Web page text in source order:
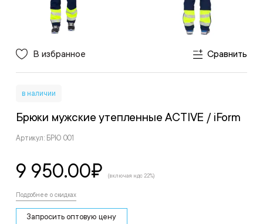
В избранное Сравнить
в наличии
Брюки мужские утепленные ACTIVЕ / iForm
Артикул: БРЮ 001
9 950.00₽ (включая ндс 22%)
Подробнее о скидках
Запросить оптовую цену